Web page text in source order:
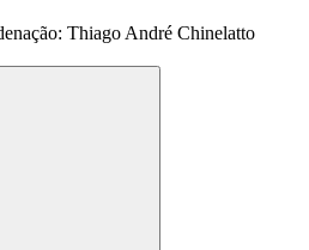
Thiago André Chinelatto